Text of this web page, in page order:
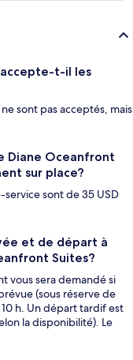
t-il les
sont pas acceptés, mais
Diane Oceanfront
sur place?
sont de 35 USD
et de départ à
Suites?
vous sera demandé si
(sous réserve de
h. Un départ tardif est
la disponibilité). Le